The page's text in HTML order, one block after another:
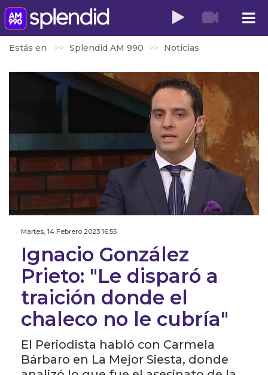
Estás en Splendid AM 990 Noticias
Martes, 14 Febrero 2023 16:55
Ignacio González
Prieto: "Le disparó a
traición donde el
chaleco no le cubría"
El Periodista habló con Carmela
Bárbaro en La Mejor Siesta, donde